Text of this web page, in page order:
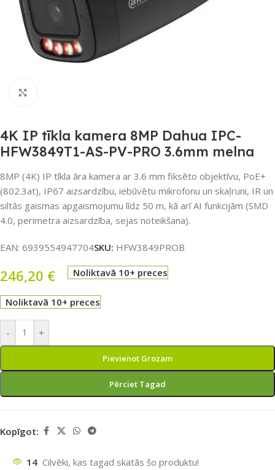
4K IP tīkla kamera 8MP Dahua IPC-
HFW3849T1-AS-PV-PRO 3.6mm melna
8MP (4K) IP tīkla āra kamera ar 3.6 mm fiksēto objektīvu, PoE+
(802.3at), IP67 aizsardzību, iebūvētu mikrofonu un skaļruni, IR un
siltās gaismas apgaismojumu līdz 50 m, kā arī AI funkcijām (SMD
4.0, perimetra aizsardzība, sejas noteikšana).
EAN: 6939554947704SKU: HFW3849PROB
246,20 € Noliktavā 10+ preces
Noliktavā 10+ preces
- +
Pievienot Grozam
Pērciet Tagad
Kopīgot:
14 Cilvēki, kas tagad skatās šo produktu!